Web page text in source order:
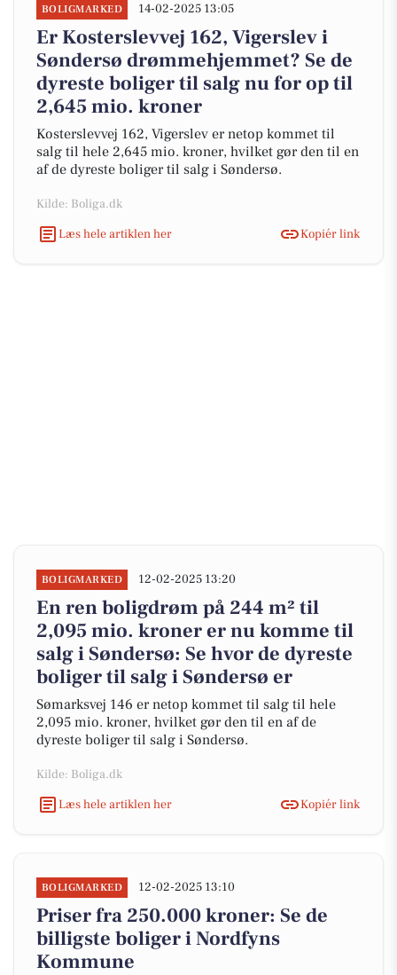
BOLIGMARKED 14-02-2025 13:05
Er Kosterslevvej 162, Vigerslev i
Søndersø drømmehjemmet? Se de
dyreste boliger til salg nu for op til
2,645 mio. kroner
Kosterslevvej 162, Vigerslev er netop kommet til
salg til hele 2,645 mio. kroner, hvilket gør den til en
af de dyreste boliger til salg i Søndersø.
Kilde: Boliga.dk
Læs hele artiklen her
Kopiér link
BOLIGMARKED 12-02-2025 13:20
En ren boligdrøm på 244 m² til
2,095 mio. kroner er nu komme til
salg i Søndersø: Se hvor de dyreste
boliger til salg i Søndersø er
Sømarksvej 146 er netop kommet til salg til hele
2,095 mio. kroner, hvilket gør den til en af de
dyreste boliger til salg i Søndersø.
Kilde: Boliga.dk
Læs hele artiklen her
Kopiér link
BOLIGMARKED 12-02-2025 13:10
Priser fra 250.000 kroner: Se de
billigste boliger i Nordfyns
Kommune